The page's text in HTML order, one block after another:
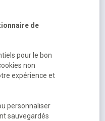
de
pour le bon
non
expérience et
personnaliser
sauvegardés